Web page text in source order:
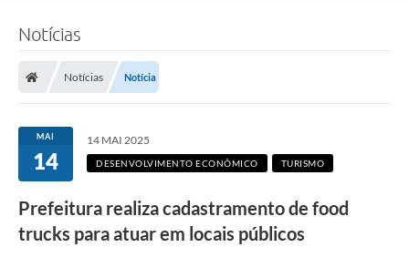
Notícias
Notícias Notícia
MAI
14
14 MAI 2025
DESENVOLVIMENTO ECONÔMICO TURISMO
Prefeitura realiza cadastramento de food
trucks para atuar em locais públicos